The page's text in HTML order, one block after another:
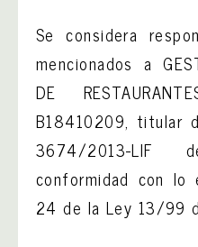
Se considera
mencionados a
DE
B18410209, titular
3674/2013-LIF
conformidad con
24 de la Ley 13/99